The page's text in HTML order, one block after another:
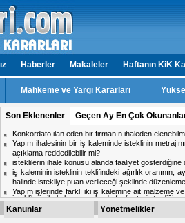
Haberler Makaleler Haftanın KiK
Mahkeme ve Yargı Kararları
Son Eklenenler Geçen Ay En Çok
isteklilerin ihale konusu alanda faaliyet gösterdiğine
Aynı ihalede iki firmadan birinin doküman
midir?
Hizmet işlerinde işin tamamlandığı tarih ile kabul
ihale komisyon kararı için karşı oy kullanan üyeler
Personel taşıma ihalesinde, kesin teminat
Kısmi zamanlı çalışma yapacak personel için teklif
Kanunlar Yönetmelikler